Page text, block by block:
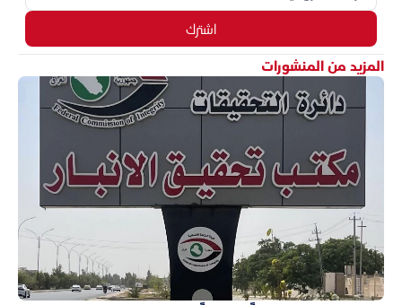
اشترك
المزيد من المنشورات